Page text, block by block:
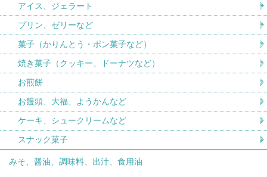
アイス、ジェラート
プリン、ゼリーなど
菓子（かりんとう・ポン菓子など）
焼き菓子（クッキー、ドーナツなど）
お煎餅
お饅頭、大福、ようかんなど
ケーキ、シュークリームなど
スナック菓子
みそ、醤油、調味料、出汁、食用油